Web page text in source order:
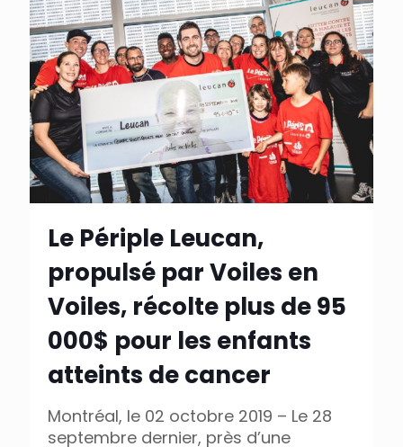
Le Périple Leucan,
propulsé par Voiles en
Voiles, récolte plus de 95
000$ pour les enfants
atteints de cancer
Montréal, le 02 octobre 2019 – Le 28
septembre dernier, près d’une